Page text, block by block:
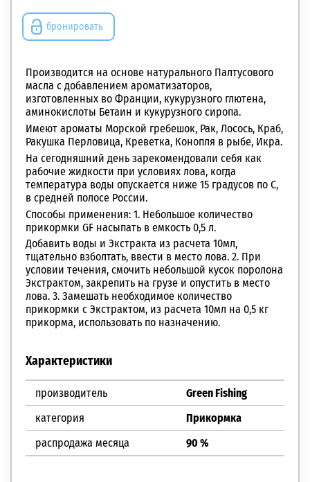
бронировать
Производится на основе натурального Палтусового
масла с добавлением ароматизаторов,
изготовленных во Франции, кукурузного глютена,
аминокислоты Бетаин и кукурузного сиропа.
Имеют ароматы Морской гребешок, Рак, Лосось, Краб,
Ракушка Перловица, Креветка, Конопля в рыбе, Икра.
На сегодняшний день зарекомендовали себя как
рабочие жидкости при условиях лова, когда
температура воды опускается ниже 15 градусов по С,
в средней полосе России.
Способы применения: 1. Небольшое количество
прикормки GF насыпать в емкость 0,5 л.
Добавить воды и Экстракта из расчета 10мл,
тщательно взболтать, ввести в место лова. 2. При
условии течения, смочить небольшой кусок поролона
Экстрактом, закрепить на грузе и опустить в место
лова. 3. Замешать необходимое количество
прикормки с Экстрактом, из расчета 10мл на 0,5 кг
прикорма, использовать по назначению.
Характеристики
производитель
Green Fishing
категория
Прикормка
распродажа месяца
90 %